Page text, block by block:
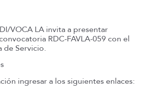
VOCA LA invita a presentar
RDC-FAVLA-059 con el
de Servicio.
ingresar a los siguientes enlaces: